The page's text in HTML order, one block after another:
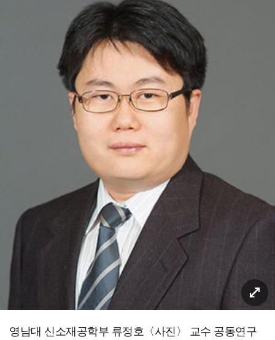
영남대 신소재공학부 류정호〈사진〉 교수 공동연구